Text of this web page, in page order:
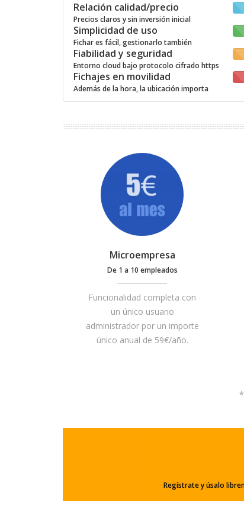
Relación calidad/precio
Precios claros y sin inversión inicial
Simplicidad de uso
Fichar es fácil, gestionarlo también
Fiabilidad y seguridad
Entorno cloud bajo protocolo cifrado https
Fichajes en movilidad
Además de la hora, la ubicación importa
Microempresa
De 1 a 10 empleados
Funcionalidad completa con
un único usuario
administrador por un importe
único anual de 59€/año.
Regístrate y úsalo